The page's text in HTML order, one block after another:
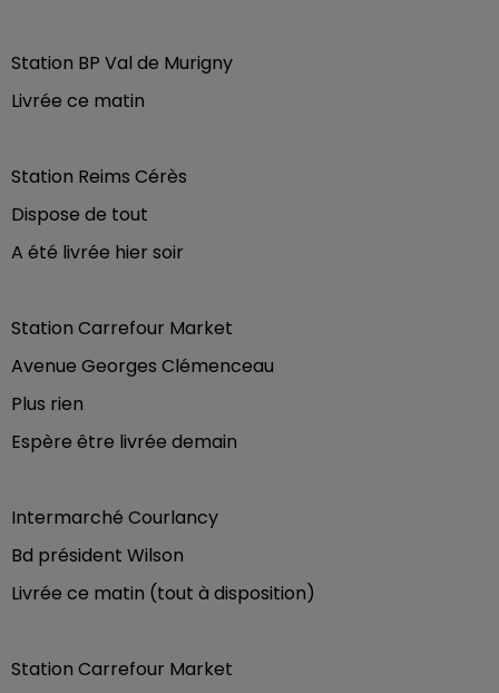
Station BP Val de Murigny
Livrée ce matin
Station Reims Cérès
Dispose de tout
A été livrée hier soir
Station Carrefour Market
Avenue Georges Clémenceau
Plus rien
Espère être livrée demain
Intermarché Courlancy
Bd président Wilson
Livrée ce matin (tout à disposition)
Station Carrefour Market